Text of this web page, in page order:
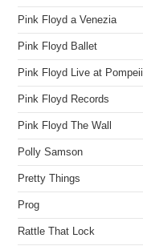
Pink Floyd a Venezia
Pink Floyd Ballet
Pink Floyd Live at Pompeii
Pink Floyd Records
Pink Floyd The Wall
Polly Samson
Pretty Things
Prog
Rattle That Lock